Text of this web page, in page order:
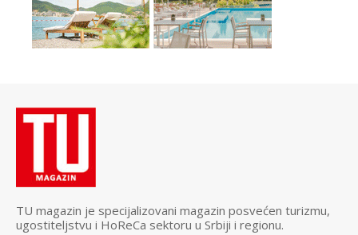
TU magazin je specijalizovani magazin posvećen turizmu,
ugostiteljstvu i HoReCa sektoru u Srbiji i regionu.